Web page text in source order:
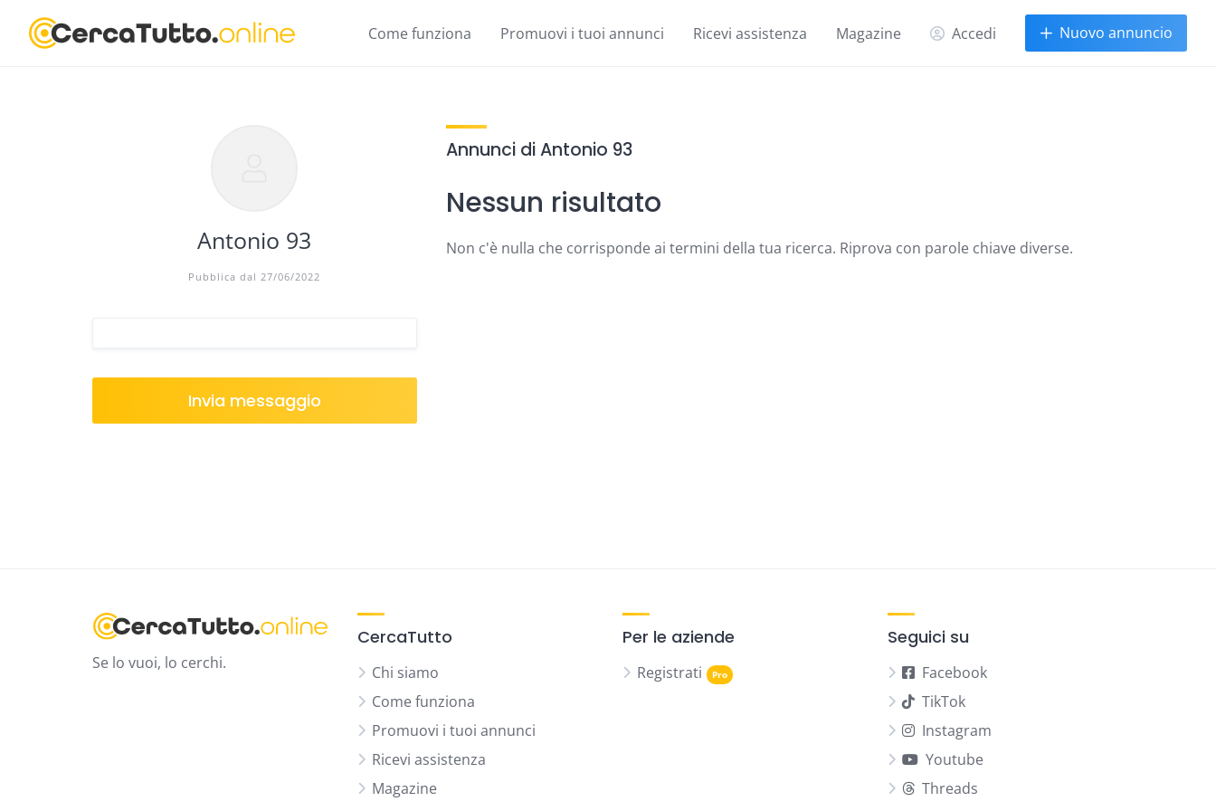
content
Come funziona Promuovi i tuoi annunci Ricevi assistenza Magazine Accedi Nuovo annuncio
Antonio 93
Pubblica dal 27/06/2022
Invia messaggio
Annunci di Antonio 93
Nessun risultato
Non c'è nulla che corrisponde ai termini della tua ricerca. Riprova con parole chiave diverse.
Se lo vuoi, lo cerchi.
CercaTutto
Chi siamo
Come funziona
Promuovi i tuoi annunci
Ricevi assistenza
Magazine
Per le aziende
Registrati
Seguici su
Facebook
TikTok
Instagram
Youtube
Threads